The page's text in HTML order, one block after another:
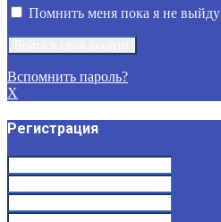
Помнить меня пока я не выйду
Вспомнить пароль?
X
Регистрация